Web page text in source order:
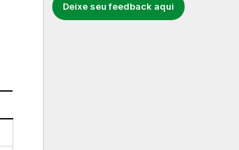
Deixe seu feedback aqui